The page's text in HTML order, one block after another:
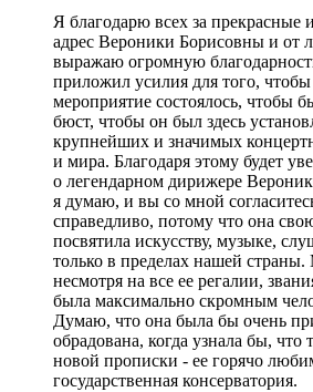
Я благодарю всех за прекрасные
адрес Вероники Борисовны и от
выражаю огромную
приложил усилия для того,
мероприятие состоялось, чтобы
бюст, чтобы он был здесь
крупнейших и значимых
и мира. Благодаря этому будет
о легендарном дирижере
я думаю, и вы со мной
справедливо, потому что она
посвятила искусству, музыке,
только в пределах нашей
несмотря на все ее регалии,
была максимально скромным
Думаю, что она была бы очень
обрадована, когда узнала бы, что
новой прописки - ее горячо
государственная консерватория.